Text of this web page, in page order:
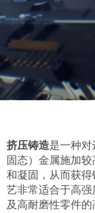
挤压铸造是一种
固态）金属施加
和凝固，从而获得
艺非常适合于高
及高耐磨性零件